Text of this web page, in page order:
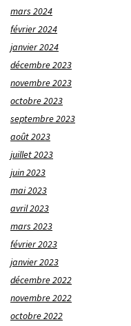
mars 2024
février 2024
janvier 2024
décembre 2023
novembre 2023
octobre 2023
septembre 2023
août 2023
juillet 2023
juin 2023
mai 2023
avril 2023
mars 2023
février 2023
janvier 2023
décembre 2022
novembre 2022
octobre 2022